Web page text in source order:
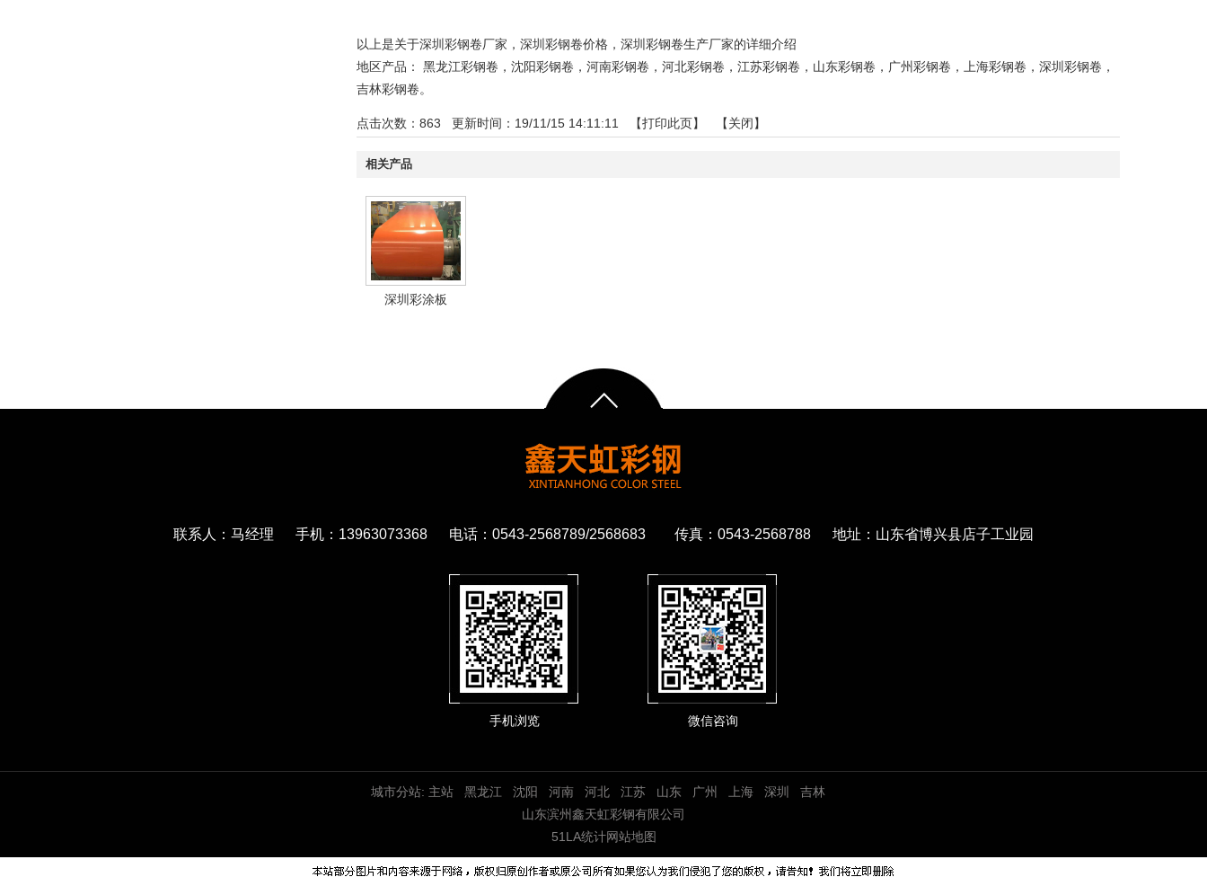
以上是关于深圳彩钢卷厂家，深圳彩钢卷价格，深圳彩钢卷生产厂家的详细介绍
地区产品： 黑龙江彩钢卷 ， 沈阳彩钢卷 ， 河南彩钢卷 ， 河北彩钢卷 ， 江苏彩钢卷 ， 山东彩钢卷 ， 广州彩钢卷 ， 上海彩钢卷 ， 深圳彩钢卷 ，
吉林彩钢卷。
点击次数： 863 更新时间：19/11/15 14:11:11 【打印此页】 【关闭】
相关产品
深圳彩涂板
联系人：马经理 手机：13963073368 电话：0543-2568789/2568683 传真：0543-2568788 地址：山东省博兴县店子工业园
手机浏览 微信咨询
城市分站: 主站 黑龙江 沈阳 河南 河北 江苏 山东 广州 上海 深圳
吉林
山东滨州鑫天虹彩钢有限公司
51LA统计网站地图